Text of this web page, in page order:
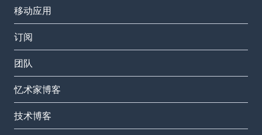
移动应用
订阅
团队
忆术家博客
技术博客